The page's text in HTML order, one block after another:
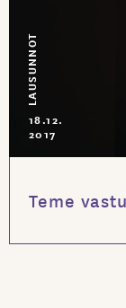
LAUSUNNOT
18.12.
2017
Teme